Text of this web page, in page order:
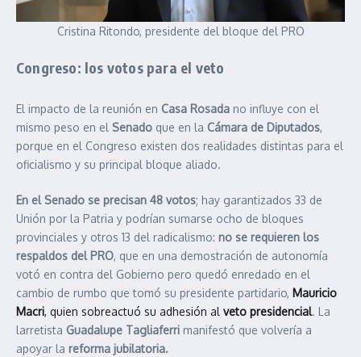
Cristina Ritondo, presidente del bloque del PRO
Congreso: los votos para el veto
El impacto de la reunión en Casa Rosada no influye con el
mismo peso en el Senado que en la Cámara de Diputados,
porque en el Congreso existen dos realidades distintas para el
oficialismo y su principal bloque aliado.
En el Senado se precisan 48 votos; hay garantizados 33 de
Unión por la Patria y podrían sumarse ocho de bloques
provinciales y otros 13 del radicalismo: no se requieren los
respaldos del PRO, que en una demostración de autonomía
votó en contra del Gobierno pero quedó enredado en el
cambio de rumbo que tomó su presidente partidario, Mauricio
Macri, quien sobreactuó su adhesión al veto presidencial. La
larretista Guadalupe Tagliaferri manifestó que volvería a
apoyar la reforma jubilatoria.